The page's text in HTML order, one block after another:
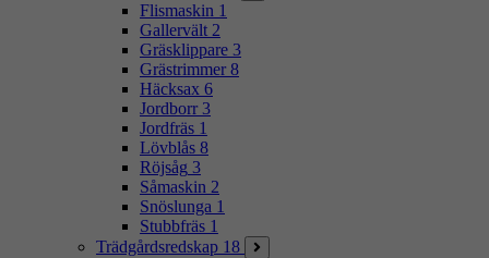
Flismaskin 1
Gallervält 2
Gräsklippare 3
Grästrimmer 8
Häcksax 6
Jordborr 3
Jordfräs 1
Lövblås 8
Röjsåg 3
Såmaskin 2
Snöslunga 1
Stubbfräs 1
Trädgårdsredskap 18